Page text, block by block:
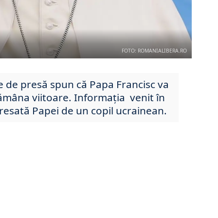
FOTO: ROMANIALIBERA.RO
presă spun că Papa Francisc va
viitoare. Informația venit în
Papei de un copil ucrainean.